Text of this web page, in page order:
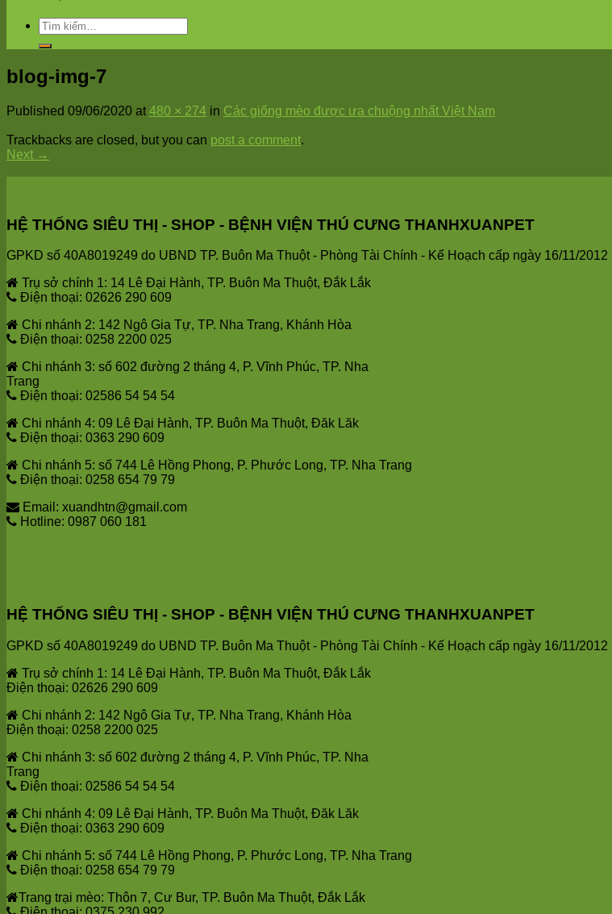
blog-img-7
Published 09/06/2020 at 480 × 274 in Các giống mèo được ưa chuộng nhất Việt Nam
Trackbacks are closed, but you can post a comment.
Next →
HỆ THỐNG SIÊU THỊ - SHOP - BỆNH VIỆN THÚ CƯNG THANHXUANPET
GPKD số 40A8019249 do UBND TP. Buôn Ma Thuột - Phòng Tài Chính - Kế Hoạch cấp ngày 16/11/2012
Trụ sở chính 1: 14 Lê Đại Hành, TP. Buôn Ma Thuột, Đắk Lắk
Điện thoại: 02626 290 609
Chi nhánh 2: 142 Ngô Gia Tự, TP. Nha Trang, Khánh Hòa
Điện thoại: 0258 2200 025
Chi nhánh 3: số 602 đường 2 tháng 4, P. Vĩnh Phúc, TP. Nha
Trang
Điện thoại: 02586 54 54 54
Chi nhánh 4: 09 Lê Đại Hành, TP. Buôn Ma Thuột, Đăk Lăk
Điện thoại: 0363 290 609
Chi nhánh 5: số 744 Lê Hồng Phong, P. Phước Long, TP. Nha Trang
Điện thoại: 0258 654 79 79
Email: xuandhtn@gmail.com
Hotline: 0987 060 181
HỆ THỐNG SIÊU THỊ - SHOP - BỆNH VIỆN THÚ CƯNG THANHXUANPET
GPKD số 40A8019249 do UBND TP. Buôn Ma Thuột - Phòng Tài Chính - Kế Hoạch cấp ngày 16/11/2012
Trụ sở chính 1: 14 Lê Đại Hành, TP. Buôn Ma Thuột, Đắk Lắk
Điện thoại: 02626 290 609
Chi nhánh 2: 142 Ngô Gia Tự, TP. Nha Trang, Khánh Hòa
Điện thoại: 0258 2200 025
Chi nhánh 3: số 602 đường 2 tháng 4, P. Vĩnh Phúc, TP. Nha
Trang
Điện thoại: 02586 54 54 54
Chi nhánh 4: 09 Lê Đại Hành, TP. Buôn Ma Thuột, Đăk Lăk
Điện thoại: 0363 290 609
Chi nhánh 5: số 744 Lê Hồng Phong, P. Phước Long, TP. Nha Trang
Điện thoại: 0258 654 79 79
Trang trại mèo: Thôn 7, Cư Bur, TP. Buôn Ma Thuột, Đắk Lắk